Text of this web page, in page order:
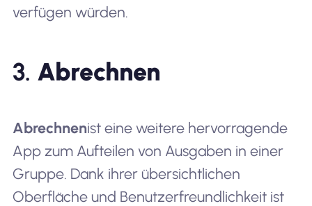
verfügen würden.
3. Abrechnen
Abrechnenist eine weitere hervorragende
App zum Aufteilen von Ausgaben in einer
Gruppe. Dank ihrer übersichtlichen
Oberfläche und Benutzerfreundlichkeit ist